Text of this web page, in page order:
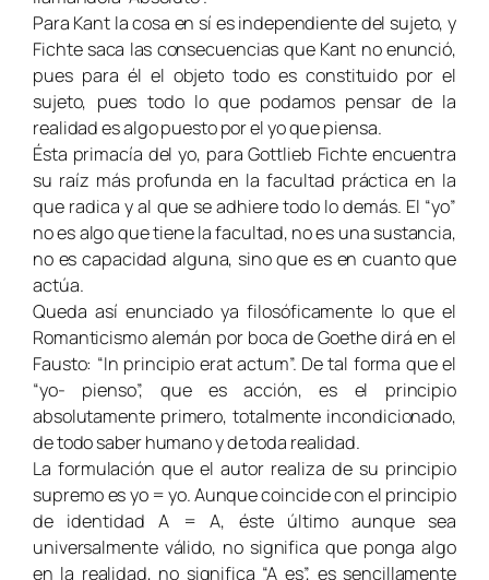
Para Kant la cosa en sí es independiente del sujeto, y
Fichte saca las consecuencias que Kant no enunció,
pues para él el objeto todo es constituido por el
sujeto, pues todo lo que podamos pensar de la
realidad es algo puesto por el yo que piensa.
Ésta primacía del yo, para Gottlieb Fichte encuentra
su raíz más profunda en la facultad práctica en la
que radica y al que se adhiere todo lo demás. El “yo”
no es algo que tiene la facultad, no es una sustancia,
no es capacidad alguna, sino que es en cuanto que
actúa.
Queda así enunciado ya filosóficamente lo que el
Romanticismo alemán por boca de Goethe dirá en el
Fausto: “In principio erat actum”. De tal forma que el
“yo- pienso”, que es acción, es el principio
absolutamente primero, totalmente incondicionado,
de todo saber humano y de toda realidad.
La formulación que el autor realiza de su principio
supremo es yo = yo. Aunque coincide con el principio
de identidad A = A, éste último aunque sea
universalmente válido, no significa que ponga algo
en la realidad, no significa “A es”, es sencillamente